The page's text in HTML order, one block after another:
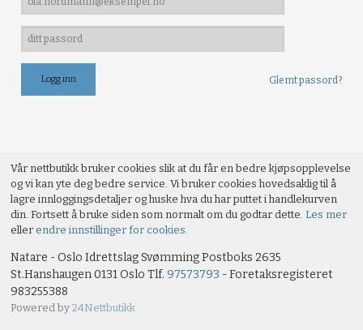
Glemt passord?
Vår nettbutikk bruker cookies slik at du får en bedre kjøpsopplevelse
og vi kan yte deg bedre service. Vi bruker cookies hovedsaklig til å
lagre innloggingsdetaljer og huske hva du har puttet i handlekurven
din. Fortsett å bruke siden som normalt om du godtar dette.Les mer
eller endre innstillinger for cookies.
Natare - Oslo Idrettslag Svømming Postboks 2635
St.Hanshaugen 0131 Oslo Tlf.97573793 - Foretaksregisteret
983255388
Powered by24Nettbutikk